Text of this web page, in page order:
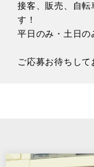
接客、販売、自
す！
平日のみ・土日の
ご応募お待ちして